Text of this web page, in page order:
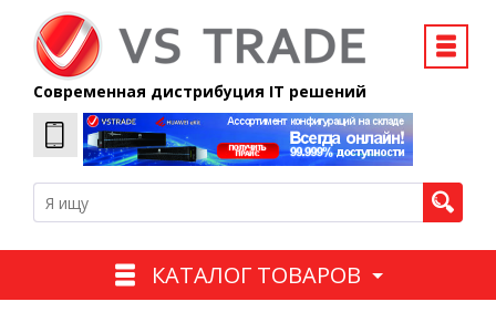
Современная дистрибуция IT решений
КАТАЛОГ ТОВАРОВ